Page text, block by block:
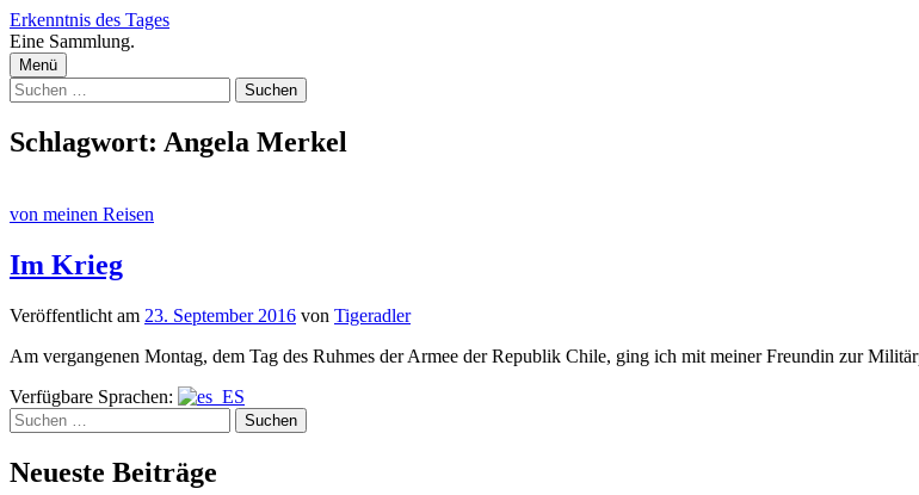
Zum
Inhalt
überspringen
Erkenntnis des Tages
Eine Sammlung.
Menü
Suchen
nach:
Schlagwort: Angela Merkel
von meinen Reisen
Im Krieg
Veröffentlicht am 23. September 2016 von Tigeradler
Am vergangenen Montag, dem Tag des Ruhmes der Armee der Republik Chile, ging ich mit meiner Freundin zur
Verfügbare Sprachen:
Suchen
nach:
Neueste Beiträge